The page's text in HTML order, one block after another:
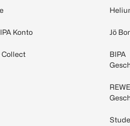
Konto
Collect
Jö
BIPA
REWE